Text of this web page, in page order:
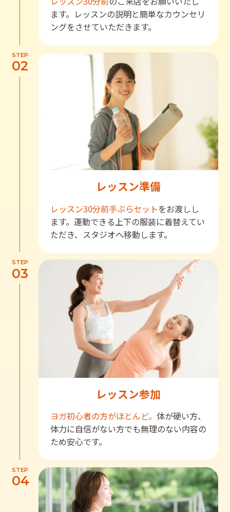
ます。レッスンの説明と簡単なカウンセリ
ングをさせていただきます。
STEP
02
レッスン準備
レッスン30分前手ぶらセットをお渡しし
ます。運動できる上下の服装に着替えてい
ただき、スタジオへ移動します。
STEP
03
レッスン参加
ヨガ初心者の方がほとんど。 体が硬い方、
体力に自信がない方でも無理のない内容の
ため安心です。
STEP
04